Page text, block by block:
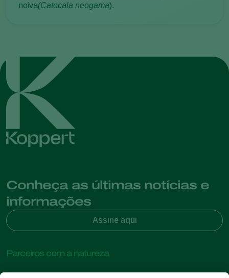
noiva(Catocala neogama).
Conheça as últimas notícias e
informações
Assine aqui
Parceiros com a natureza